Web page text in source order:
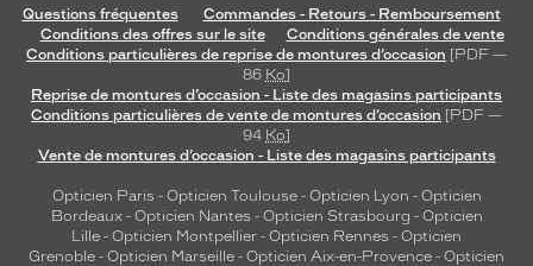
Questions fréquentes
Commandes - Retours - Remboursement
Conditions des offres sur le site
Conditions générales de vente
Conditions particulières de reprise de montures d’occasion [PDF —
86 Ko]
Reprise de montures d’occasion - Liste des magasins participants
Conditions particulières de vente de montures d’occasion [PDF —
94 Ko]
Vente de montures d’occasion - Liste des magasins participants
Opticien Paris - Opticien Toulouse- Opticien Lyon - Opticien
Bordeaux- Opticien Nantes - Opticien Strasbourg - Opticien
Lille - Opticien Montpellier - Opticien Rennes - Opticien
Grenoble - Opticien Marseille - Opticien Aix-en-Provence - Opticien